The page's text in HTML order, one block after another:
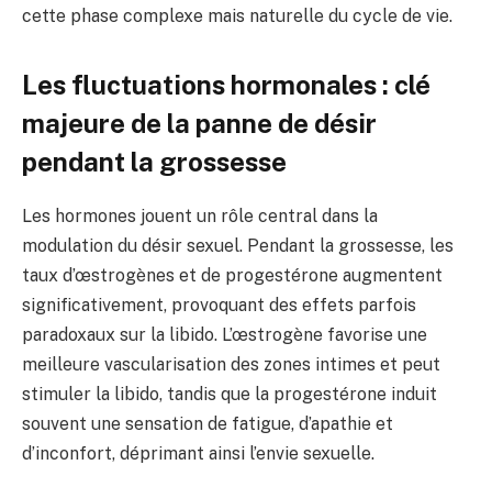
cette phase complexe mais naturelle du cycle de vie.
Les fluctuations hormonales : clé
majeure de la panne de désir
pendant la grossesse
Les hormones jouent un rôle central dans la
modulation du désir sexuel. Pendant la grossesse, les
taux d’œstrogènes et de progestérone augmentent
significativement, provoquant des effets parfois
paradoxaux sur la libido. L’œstrogène favorise une
meilleure vascularisation des zones intimes et peut
stimuler la libido, tandis que la progestérone induit
souvent une sensation de fatigue, d’apathie et
d’inconfort, déprimant ainsi l’envie sexuelle.